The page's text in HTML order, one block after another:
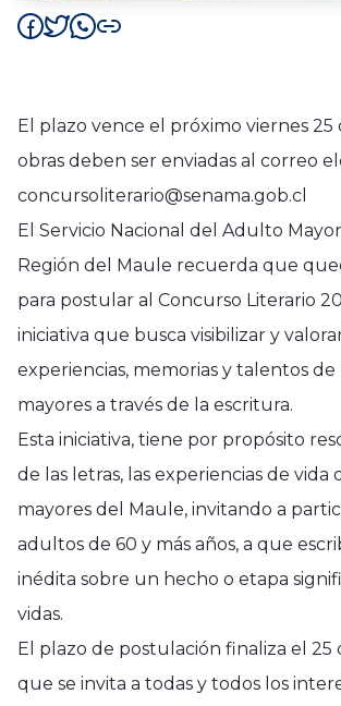
El plazo vence el próximo viernes 25
obras deben ser enviadas al correo
concursoliterario@senama.gob.cl
El Servicio Nacional del Adulto Mayor
Región del Maule recuerda que
para postular al Concurso Literario
iniciativa que busca visibilizar y
experiencias, memorias y talentos de
mayores a través de la escritura.
Esta iniciativa, tiene por propósito
de las letras, las experiencias de vida
mayores del Maule, invitando a
adultos de 60 y más años, a que
inédita sobre un hecho o etapa
vidas.
El plazo de postulación finaliza el 25
que se invita a todas y todos los